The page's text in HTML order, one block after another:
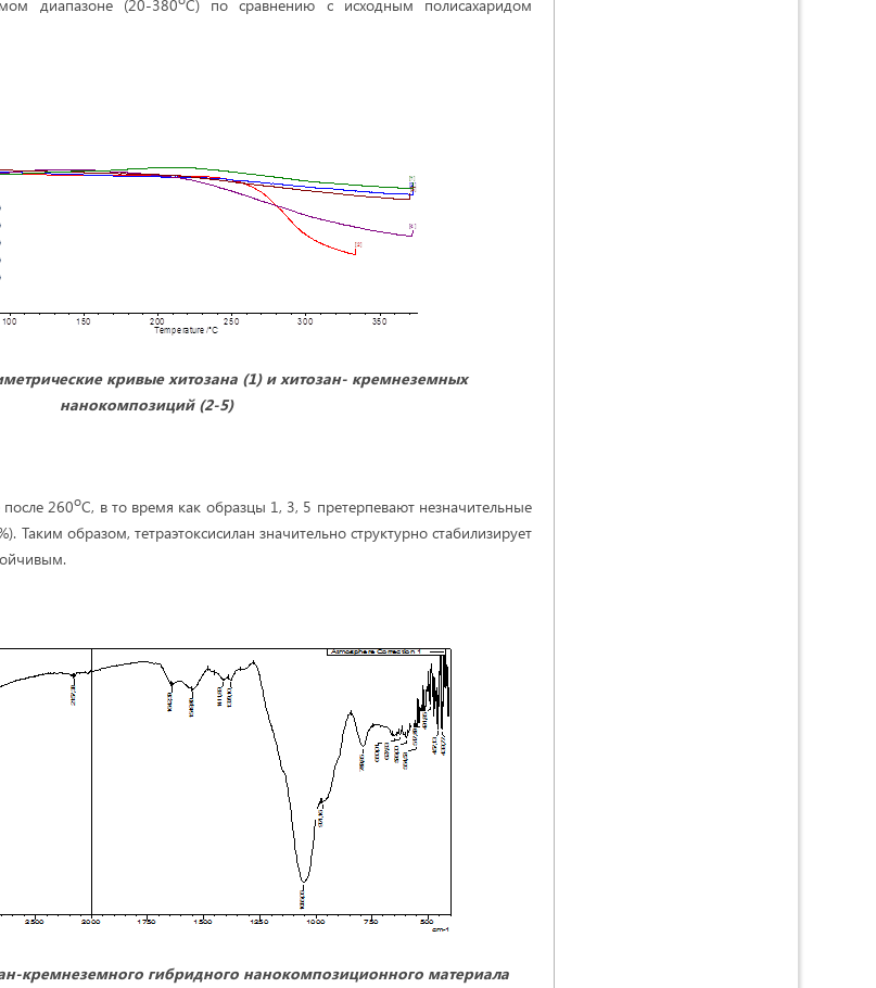
диапазоне (20-380 С) по сравнению с исходным полисахаридом
кривые хитозана (1) и хитозан- кремнеземных
нанокомпозиций (2-5)
после 260оС, в то время как образцы 1, 3, 5 претерпевают незначительные
Таким образом, тетраэтоксисилан значительно структурно стабилизирует
кремнеземного гибридного нанокомпозиционного материала